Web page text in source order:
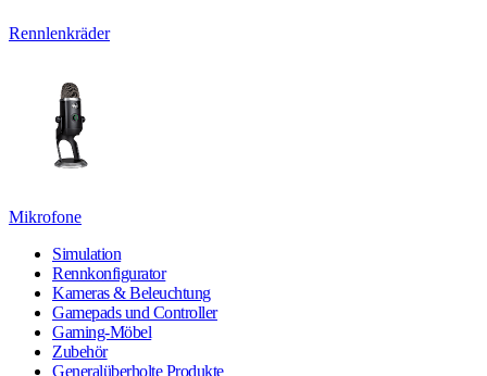
Rennlenkräder
Mikrofone
Simulation
Rennkonfigurator
Kameras & Beleuchtung
Gamepads und Controller
Gaming-Möbel
Zubehör
Generalüberholte Produkte